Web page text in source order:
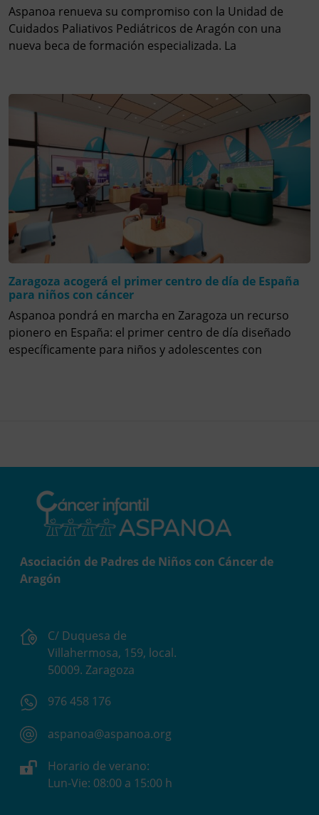
Aspanoa renueva su compromiso con la Unidad de
Cuidados Paliativos Pediátricos de Aragón con una
nueva beca de formación especializada. La
Zaragoza acogerá el primer centro de día de España
para niños con cáncer
Aspanoa pondrá en marcha en Zaragoza un recurso
pionero en España: el primer centro de día diseñado
específicamente para niños y adolescentes con
Asociación de Padres de Niños con Cáncer de
Aragón
C/ Duquesa de
Villahermosa, 159, local.
50009. Zaragoza
976 458 176
aspanoa@aspanoa.org
Horario de verano:
Lun-Vie: 08:00 a 15:00 h